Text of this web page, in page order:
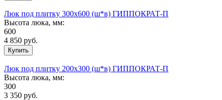
Люк под плитку 300х600 (ш*в) ГИППОКРАТ-П
Высота люка, мм:
600
4 850 руб.
Люк под плитку 200х300 (ш*в) ГИППОКРАТ-П
Высота люка, мм:
300
3 350 руб.